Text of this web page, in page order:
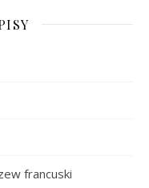
francuski